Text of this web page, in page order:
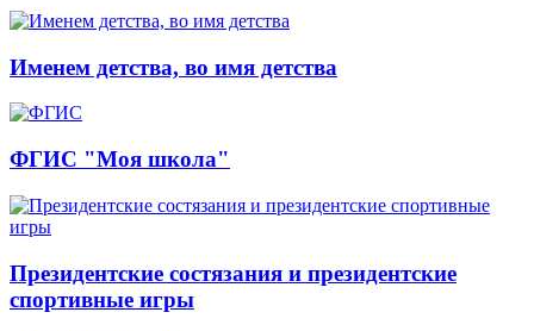
Именем детства, во имя детства
ФГИС "Моя школа"
Президентские состязания и президентские
спортивные игры